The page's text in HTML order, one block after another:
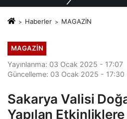
Haberler MAGAZİN
MAGAZİN
Yayınlanma: 03 Ocak 2025 - 17:07
Güncelleme: 03 Ocak 2025 - 17:30
Sakarya Valisi
Yapılan Etkinliklere